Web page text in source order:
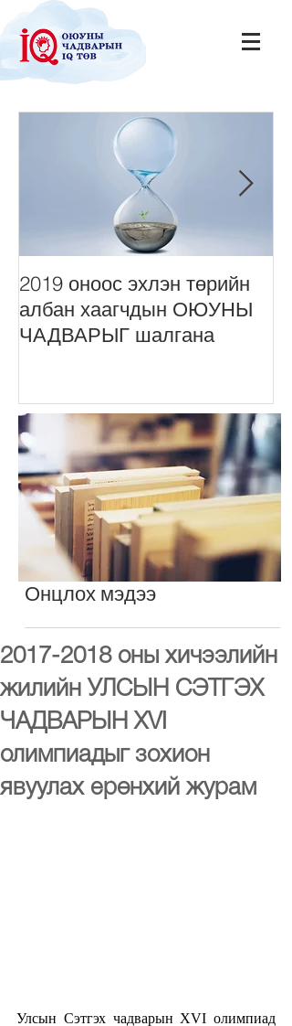
2019 оноос эхлэн төрийн
албан хаагчдын ОЮУНЫ
ЧАДВАРЫГ шалгана
Онцлох мэдээ
2017-2018 оны хичээлийн
жилийн УЛСЫН СЭТГЭХ
ЧАДВАРЫН XVI
олимпиадыг зохион
явуулах ерөнхий журам
Улсын Сэтгэх чадварын XVI олимпиад